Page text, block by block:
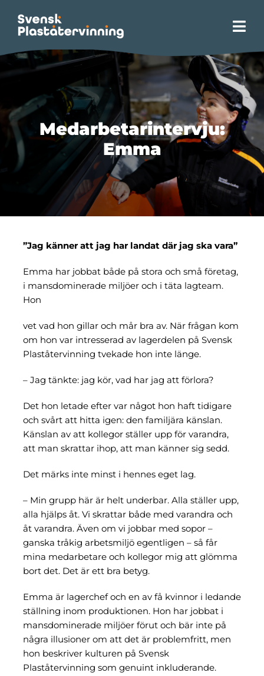
innehållet
Hem
Site Zero
Om plaståtervinning
Opinion
Hållbarhet
Medarbetarintervju:
Emma
”Jag känner att jag har landat där jag ska vara”
Emma har jobbat både på stora och små företag,
i mansdominerade miljöer och i täta lagteam.
Hon
vet vad hon gillar och mår bra av. När frågan kom
om hon var intresserad av lagerdelen på Svensk
Plaståtervinning tvekade hon inte länge.
– Jag tänkte: jag kör, vad har jag att förlora?
Det hon letade efter var något hon haft tidigare
och svårt att hitta igen: den familjära känslan.
Känslan av att kollegor ställer upp för varandra,
att man skrattar ihop, att man känner sig sedd.
Det märks inte minst i hennes eget lag.
– Min grupp här är helt underbar. Alla ställer upp,
alla hjälps åt. Vi skrattar både med varandra och
åt varandra. Även om vi jobbar med sopor –
ganska tråkig arbetsmiljö egentligen – så får
mina medarbetare och kollegor mig att glömma
bort det. Det är ett bra betyg.
Emma är lagerchef och en av få kvinnor i ledande
ställning inom produktionen. Hon har jobbat i
mansdominerade miljöer förut och bär inte på
några illusioner om att det är problemfritt, men
hon beskriver kulturen på Svensk
Plaståtervinning som genuint inkluderande.